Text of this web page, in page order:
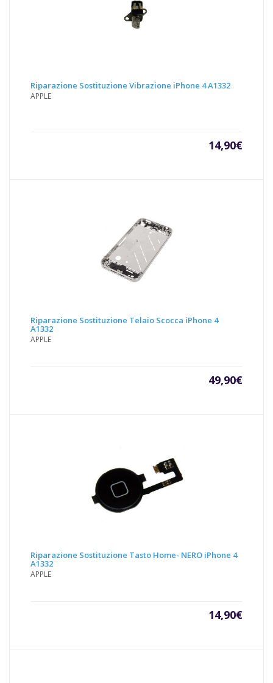
Riparazione Sostituzione Vibrazione iPhone 4 A1332
APPLE
14,90€
Riparazione Sostituzione Telaio Scocca iPhone 4
A1332
APPLE
49,90€
Riparazione Sostituzione Tasto Home- NERO iPhone 4
A1332
APPLE
14,90€